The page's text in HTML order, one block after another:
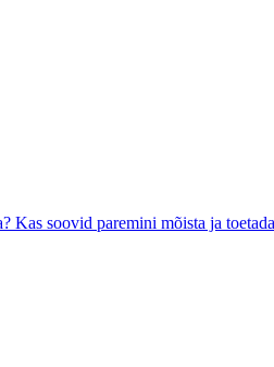
Kas soovid paremini mõista ja